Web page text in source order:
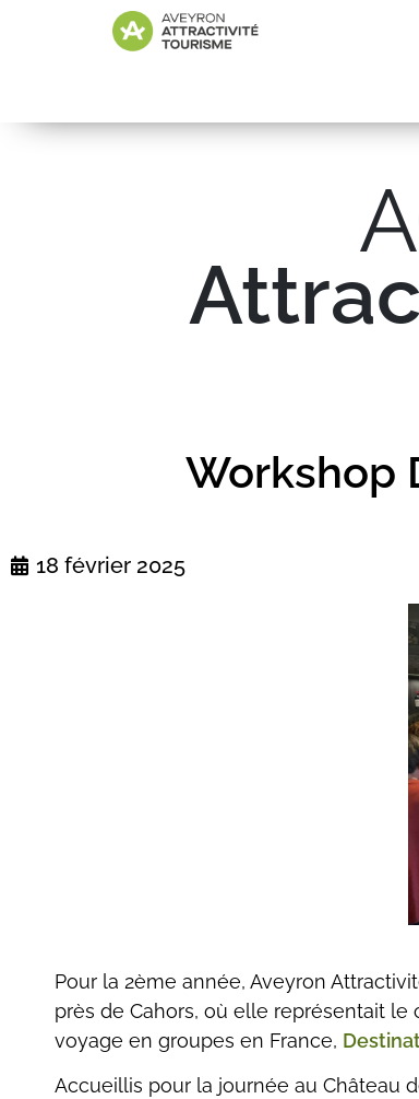
Workshop
18 février 2025
Pour la 2ème année, Aveyron
près de Cahors, où elle représentait
voyage en groupes en France,
Accueillis pour la journée au Château